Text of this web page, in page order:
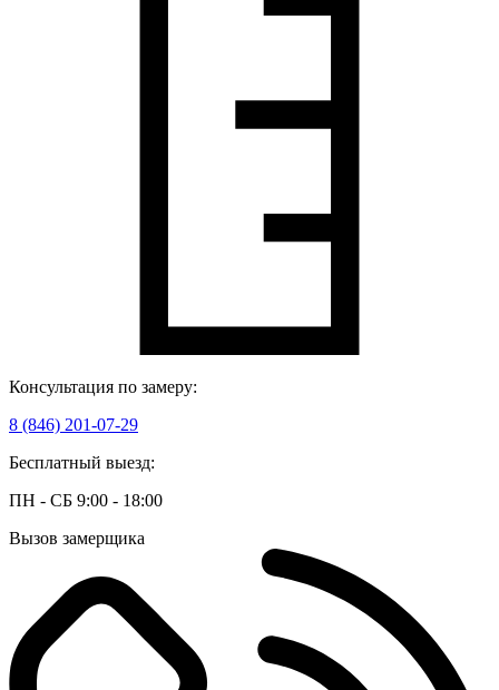
Консультация по замеру:
8 (846) 201-07-29
Бесплатный выезд:
ПН - СБ 9:00 - 18:00
Вызов замерщика